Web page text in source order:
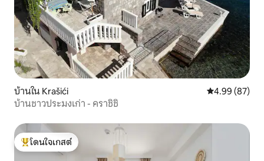
บ้านใน Krašići คะแนนเฉลี่ย
4.99 (87)
บ้านชาวประมงเก่า - คราชิชิ
โดนใจเกสต์ที่สุด
โดนใจเกสต์